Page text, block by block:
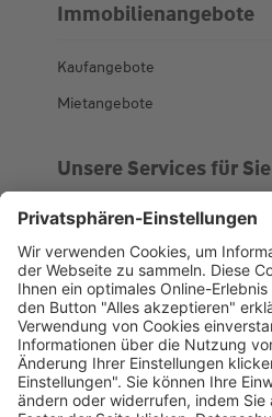
Immobilienangebote
Kaufangebote
Mietangebote
Unsere Services für Sie
Kundenportal
Ankaufsprofil
Über WHS
Unsere Geschichte
News